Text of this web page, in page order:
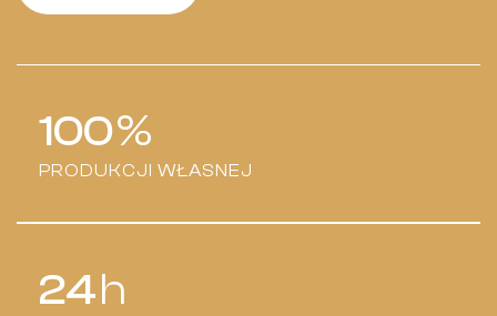
100%
PRODUKCJI WŁASNEJ
24h